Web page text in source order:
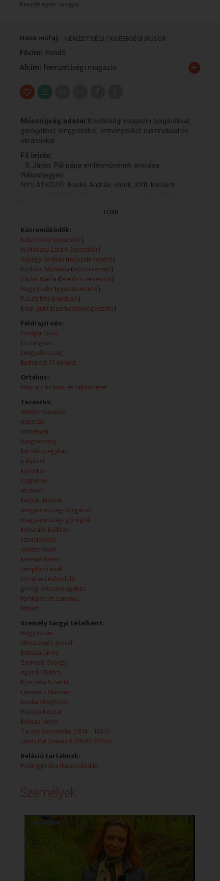
Beszélt nyelv: magyar
NAVA műfaj: NEMZETISÉGI / KISEBBSÉGI MŰSOR
Főcím: Rondó
Alcím: Nemzetiségi magazin +
Műsorújság adatai:Kisebbségi magazin bolgárokkal,
görögökkel, lengyelekkel, örményekkel, ruszinokkal és
ukránokkal
Fő leírás:
- II. János Pál pápa emlékművének avatása
Rákoshegyen
NYILATKOZÓ: Buskó András, elnök, XVII. kerületi
a Lengyel Köztársaság budapesti nagykövete; Ritz
Levente, polgármester, XVII. kerület, Budapest; dr. Erdő
- Látogatóban Andranik Bezjian örmény származású
órakereskedőnél
NYILATKOZÓ: Andranik Bezjian; Bezjian Mónika
- Kiállítás nyílt a makedóniai Siatistából származó
Zavírasz György könyvgyűjteményéből az ELTE
Egyetemi Könyvtár dísztermében
NYILATKOZÓ: Michailis Liapis, kultúrális miniszter,
Görögország; dr. Szögi László, főigazgató, ELTE
Egyetemi Könyvtár; Hiller István, kulturális miniszter,
Magyarország
- Sajtótájékoztató a Miniszterelnöki Hivatalban a
NYILATKOZÓ: Gémesi Ferenc, szakállamtitkár, MEH
- Az V. Magyarországi Nemzetiségi Filmszemle
díjazottjai
- Nemzetiségi rövidhírek
NYILATKOZÓ: Agárdi Bendegúz Szpírosz, elnök,
Fővárosi Görög Önkormányzat
- Bolgár turisztikai napok Budapesten, a Vámház körúti
Nagycsarnokban
NYILATKOZÓ: Liana Uzunova, kereskedelmi tanácsos,
Bolgár Nagykövetség;
- A Szent Efrém férfikar koncertje Budapesten, a XI.
kerületi Szent Imre templomban
NYILATKOZÓ: Csányi Tamás; Bubnó Tamás, karnagy,
Szent Efrám Bizánci Férfikar
- A Malko Teatro Határeset című előadásának
bemutatója a Szkéné Színházban
NYILATKOZÓ: C. Nagy István, író, rendező, Malko
Teatro; Rusz Milán, színész; Hadzsikosztova Gabriella,
színésznő
- Sevcsenko-est a Kárpátaljai Állami Népi Együttessel
NYILATKOZÓ: Petij-Potacsuk Natália, művészeti
vezető
...
TÖBB
Közreműködők:
Kele Andor(operatőr)
ifj. Nádasy László (operatőr)
Szilágyi András (műszaki vezető)
Kodova Michaela (műsorvezető)
Pádár Márta (felelős szerkesztő)
Nagy Evelin (gyártásvezető)
Pászti Rita (rendező)
Klein Judit (szerkesztőségvezető)
Földrajzi név:
Európai Unió
Esztergom
Lengyelország
Budapest 17. kerület
Ortelius:
Néprajz és hon- és népismeret
Tezaurus:
emlékműavatás
népirtás
örmények
hangverseny
katolikus egyház
pályázat
könyvtár
lengyelek
ukránok
kárpátukránok
magyarországi bolgárok
magyarországi görögök
kulturális kiállítás
színielőadás
emlékműsor
kereskedelem
templomi ének
történeti évforduló
görög ortodox egyház
férfikarra írt zenemű
hitélet
Személy tárgyi tételként:
Nagy István
Mindszenty József
Babusa János
Zavírasz György
Agárdi Elektra
Kjoszeva Szvetla
Ljavinecz Mariann
Ivanka Mogilszka
Hracsja Kocsar
Boksay János
Tarasz Sevcsenko (1814 - 1861)
János Pál (pápa), II. (1920-2005)
Reláció tartalmak:
Pudingpróba (kapcsolódik)
Személyek